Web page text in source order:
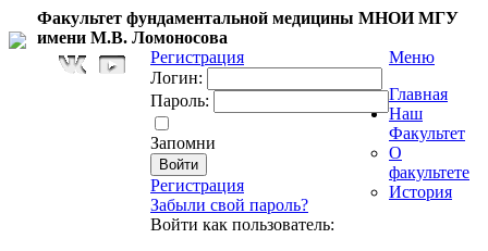
Факультет фундаментальной медицины МНОИ МГУ
имени М.В. Ломоносова
Регистрация
Логин:
Пароль:
Запомни
Регистрация
Забыли свой пароль?
Войти как пользователь:
Меню
Главная
Наш
Факультет
О
факультете
История